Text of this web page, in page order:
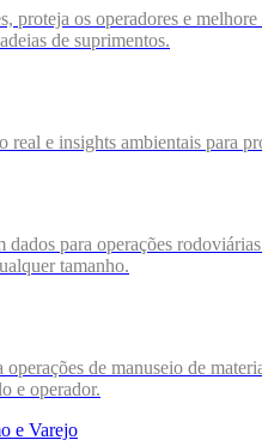
proteja os operadores e
de suprimentos.
real e insights ambientais para
dados para operações
tamanho.
de manuseio de
e operador.
e Varejo